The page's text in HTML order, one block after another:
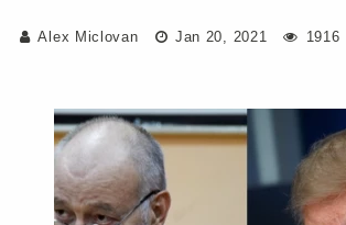
Alex Miclovan Jan 20, 2021 1916